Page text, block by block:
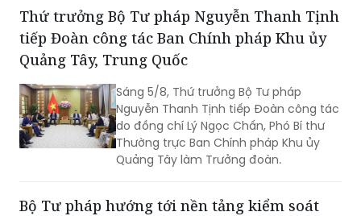
động lực để tăng tốc hoàn thành các
chỉ tiêu, nhiệm vụ năm 2026.
Thứ trưởng Bộ Tư pháp Nguyễn Thanh Tịnh
tiếp Đoàn công tác Ban Chính pháp Khu ủy
Quảng Tây, Trung Quốc
Sáng 5/8, Thứ trưởng Bộ Tư pháp
Nguyễn Thanh Tịnh tiếp Đoàn công tác
do đồng chí Lý Ngọc Chấn, Phó Bí thư
Thường trực Ban Chính pháp Khu ủy
Quảng Tây làm Trưởng đoàn.
Bộ Tư pháp hướng tới nền tảng kiểm soát